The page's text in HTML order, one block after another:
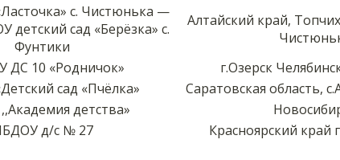
с. Чистюнька —
сад «Берёзка» с.
Фунтики
Алтайский край,
ДС 10 «Родничок» г.Озерск
сад «Пчёлка» Саратовская область,
детства»
д/с № 27 Красноярский край